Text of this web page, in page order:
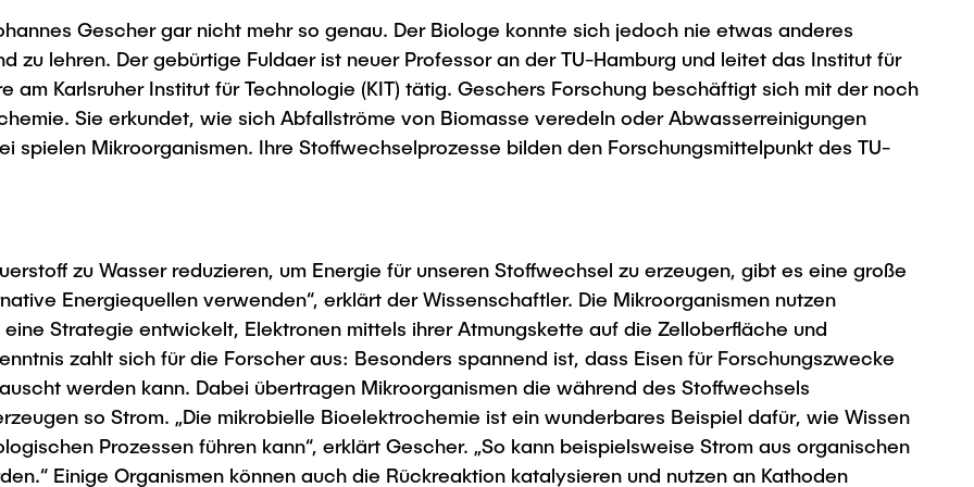
Gescher gar nicht mehr so genau. Der Biologe konnte sich jedoch nie etwas anderes
zu lehren. Der gebürtige Fuldaer ist neuer Professor an der TU-Hamburg und leitet das Institut für
am Karlsruher Institut für Technologie (KIT) tätig. Geschers Forschung beschäftigt sich mit der noch
Sie erkundet, wie sich Abfallströme von Biomasse veredeln oder Abwasserreinigungen
spielen Mikroorganismen. Ihre Stoffwechselprozesse bilden den Forschungsmittelpunkt des TU-
zu Wasser reduzieren, um Energie für unseren Stoffwechsel zu erzeugen, gibt es eine große
Energiequellen verwenden“, erklärt der Wissenschaftler. Die Mikroorganismen nutzen
Strategie entwickelt, Elektronen mittels ihrer Atmungskette auf die Zelloberfläche und
zahlt sich für die Forscher aus: Besonders spannend ist, dass Eisen für Forschungszwecke
werden kann. Dabei übertragen Mikroorganismen die während des Stoffwechsels
so Strom. „Die mikrobielle Bioelektrochemie ist ein wunderbares Beispiel dafür, wie Wissen
Prozessen führen kann“, erklärt Gescher. „So kann beispielsweise Strom aus organischen
Einige Organismen können auch die Rückreaktion katalysieren und nutzen an Kathoden